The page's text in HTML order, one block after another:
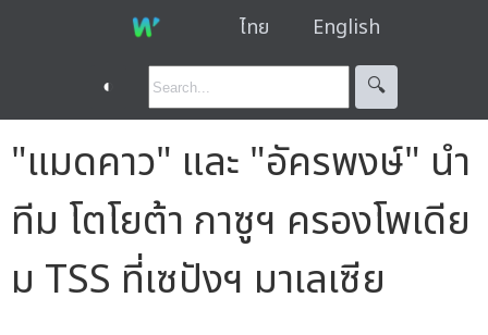
ไทย English
◐ 🔍︎
"แมดคาว" และ "อัครพงษ์" นำ
ทีม โตโยต้า กาซูฯ ครองโพเดีย
ม TSS ที่เซปังฯ มาเลเซีย